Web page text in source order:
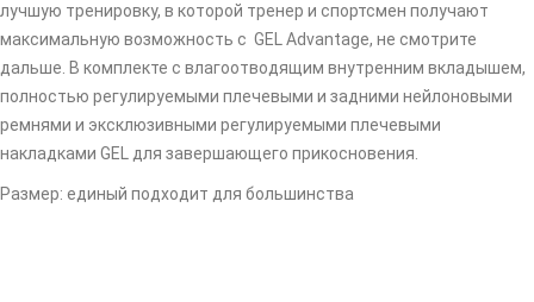
лучшую тренировку, в которой тренер и спортсмен получают
максимальную возможность с GEL Advantage, не смотрите
дальше. В комплекте с влагоотводящим внутренним вкладышем,
полностью регулируемыми плечевыми и задними нейлоновыми
ремнями и эксклюзивными регулируемыми плечевыми
накладками GEL для завершающего прикосновения.
Размер: единый подходит для большинства